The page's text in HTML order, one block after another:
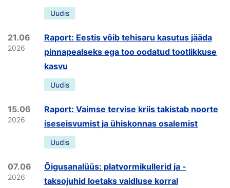
Uudis
21.06
2026
Raport: Eestis võib tehisaru kasutus jääda
pinnapealseks ega too oodatud tootlikkuse
kasvu
Uudis
15.06
2026
Raport: Vaimse tervise kriis takistab noorte
iseseisvumist ja ühiskonnas osalemist
Uudis
07.06
2026
Õigusanalüüs: platvormikullerid ja -
taksojuhid loetaks vaidluse korral